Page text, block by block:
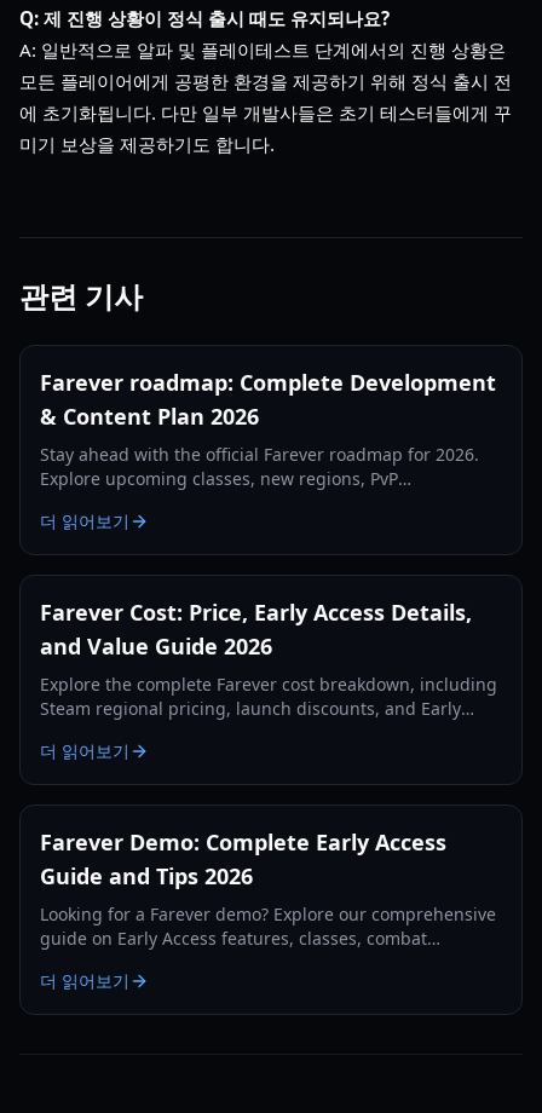
Q: 제 진행 상황이 정식 출시 때도 유지되나요?
A: 일반적으로 알파 및 플레이테스트 단계에서의 진행 상황은
모든 플레이어에게 공평한 환경을 제공하기 위해 정식 출시 전
에 초기화됩니다. 다만 일부 개발사들은 초기 테스터들에게 꾸
미기 보상을 제공하기도 합니다.
관련 기사
Farever roadmap: Complete Development
& Content Plan 2026
Stay ahead with the official Farever roadmap for 2026.
Explore upcoming classes, new regions, PvP
더 읽어보기
Farever Cost: Price, Early Access Details,
and Value Guide 2026
Explore the complete Farever cost breakdown, including
Steam regional pricing, launch discounts, and Early
더 읽어보기
Farever Demo: Complete Early Access
Guide and Tips 2026
Looking for a Farever demo? Explore our comprehensive
guide on Early Access features, classes, combat
더 읽어보기